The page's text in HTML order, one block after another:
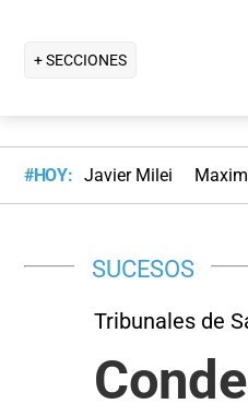
+ SECCIONES
#HOY: Javier Milei
SUCESOS
Tribunales de